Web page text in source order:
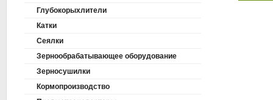
Глубокорыхлители
Катки
Сеялки
Зернообрабатывающее оборудование
Зерносушилки
Кормопроизводство